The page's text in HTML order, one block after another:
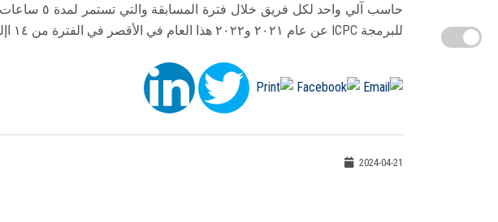
حاسب آلي واحد
للبرمجة ICPC عن عام ٢٠٢١ و٢٠٢٢ هذا العام في الأقصر في الفترة من ١٤ اإلى ١٨ أبريل ٢٠٢٤.
2024-04-21